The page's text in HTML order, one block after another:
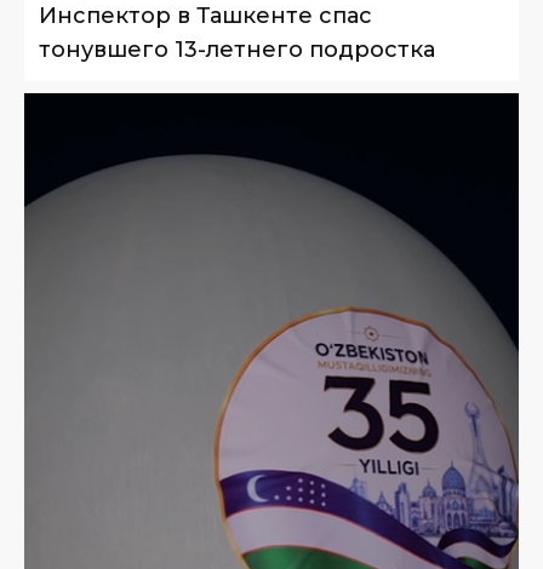
Инспектор в Ташкенте спас
тонувшего 13-летнего подростка